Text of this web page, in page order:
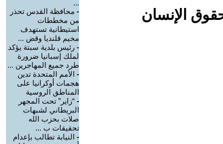
الإنسان
...
- محافظة القدس تحذر
من مخططات
استيطانية تستهدف
مخيم قلنديا وقض ...
- رئيس بلدية سبتة يؤكد
لملك إسبانيا ضرورة
طرد جميع المهاجرين ...
- الأمم المتحدة تدين
هجمات أوكرانيا على
المناطق الروسية
- “زاير” تحت المجهر
البريطاني لشبهات
صلات بحزب الله
تحقيقات ب ...
- النيابة تطالب بإعدام